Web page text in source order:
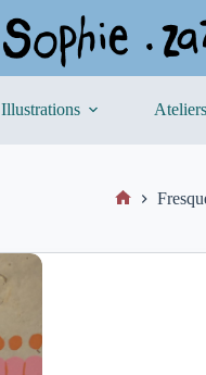
Illustrations Ateliers